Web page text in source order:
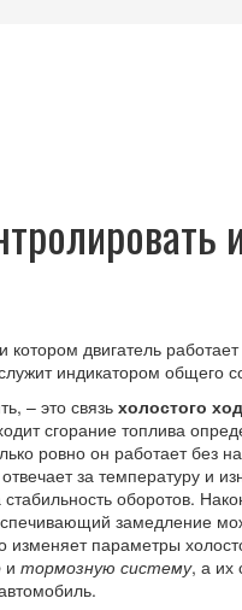
котором двигатель
индикатором общего
– это связь холостого
сгорание топлива
ровно он работает без
отвечает за температуру и
оборотов.
замедление
изменяет параметры
и тормозную систему, а их